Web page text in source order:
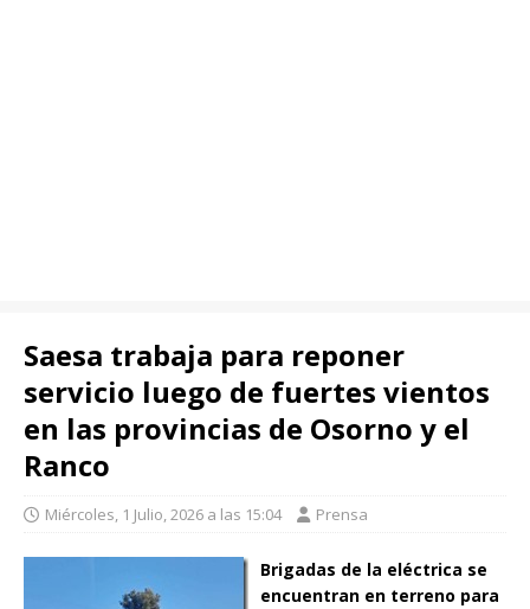
Saesa trabaja para reponer
servicio luego de fuertes vientos
en las provincias de Osorno y el
Ranco
Miércoles, 1 Julio, 2026 a las 15:04 Prensa
Brigadas de la eléctrica se
encuentran en terreno para